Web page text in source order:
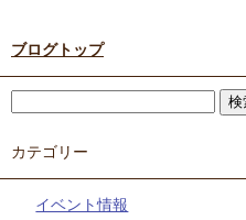
ブログトップ
カテゴリー
イベント情報